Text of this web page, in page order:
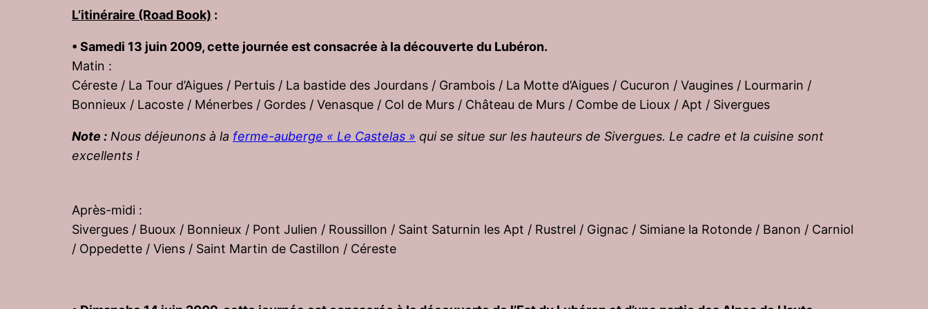
L’itinéraire (Road Book) :
• Samedi 13 juin 2009, cette journée est consacrée à la découverte du Lubéron.
Matin :
Céreste / La Tour d’Aigues / Pertuis / La bastide des Jourdans / Grambois / La Motte d’Aigues / Cucuron / Vaugines / Lourmarin /
Bonnieux / Lacoste / Ménerbes / Gordes / Venasque / Col de Murs / Château de Murs / Combe de Lioux / Apt / Sivergues
Note : Nous déjeunons à la ferme-auberge « Le Castelas » qui se situe sur les hauteurs de Sivergues. Le cadre et la cuisine sont
excellents !
Après-midi :
Sivergues / Buoux / Bonnieux / Pont Julien / Roussillon / Saint Saturnin les Apt / Rustrel / Gignac / Simiane la Rotonde / Banon / Carniol
/ Oppedette / Viens / Saint Martin de Castillon / Céreste